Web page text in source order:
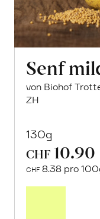
Senf
von Biohof
ZH
130g
CHF 10.90
CHF 8.38 pro